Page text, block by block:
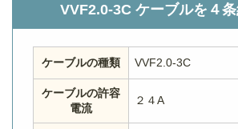
VVF2.0-3C ケーブルを４
ケーブルの種類 VVF2.0-3C
ケーブルの許容
電流
２４A